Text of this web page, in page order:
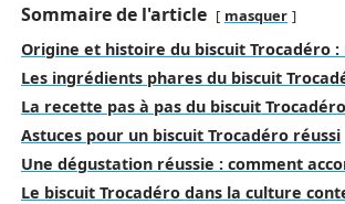
Sommaire de l'article masquer
Origine et histoire du biscuit Trocadéro
Les ingrédients phares du biscuit
La recette pas à pas du biscuit Trocadéro
Astuces pour un biscuit Trocadéro réussi
Une dégustation réussie : comment
Le biscuit Trocadéro dans la culture